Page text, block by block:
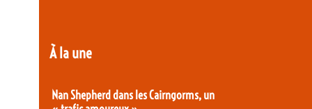
À la une
Nan Shepherd dans les Cairngorms, un